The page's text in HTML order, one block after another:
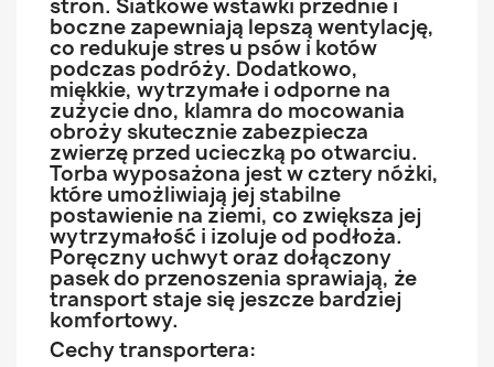
stron. Siatkowe wstawki przednie i
boczne zapewniają lepszą wentylację,
co redukuje stres u psów i kotów
podczas podróży. Dodatkowo,
miękkie, wytrzymałe i odporne na
zużycie dno, klamra do mocowania
obroży skutecznie zabezpiecza
zwierzę przed ucieczką po otwarciu.
Torba wyposażona jest w cztery nóżki,
które umożliwiają jej stabilne
postawienie na ziemi, co zwiększa jej
wytrzymałość i izoluje od podłoża.
Poręczny uchwyt oraz dołączony
pasek do przenoszenia sprawiają, że
transport staje się jeszcze bardziej
komfortowy.
Cechy transportera: